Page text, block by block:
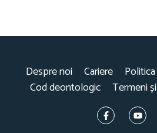
Despre noi Cariere
Cod deontologic
Termeni